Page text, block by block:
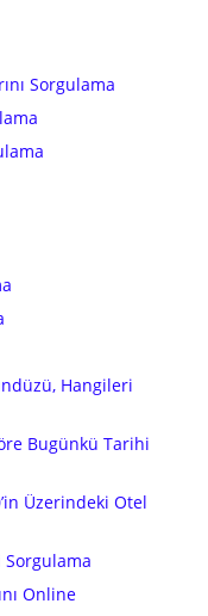
Sorgulama
Hangileri
Bugünkü Tarihi
Üzerindeki Otel
Sorgulama
Online